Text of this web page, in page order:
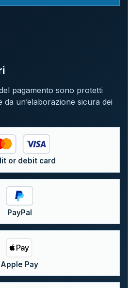
pagamento sono protetti
un’elaborazione sicura dei
or debit card
PayPal
Apple Pay